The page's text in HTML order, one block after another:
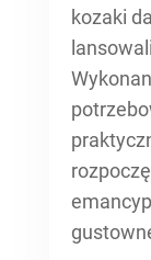
kozaki